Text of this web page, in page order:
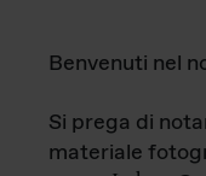
Benvenuti nel
Si prega di
materiale